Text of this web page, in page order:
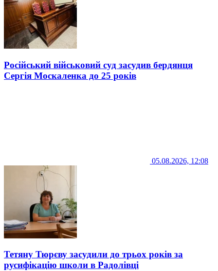
Російський військовий суд засудив бердянця
Сергія Москаленка до 25 років
05.08.2026, 12:08
Тетяну Тюрєву засудили до трьох років за
русифікацію школи в Радолівці